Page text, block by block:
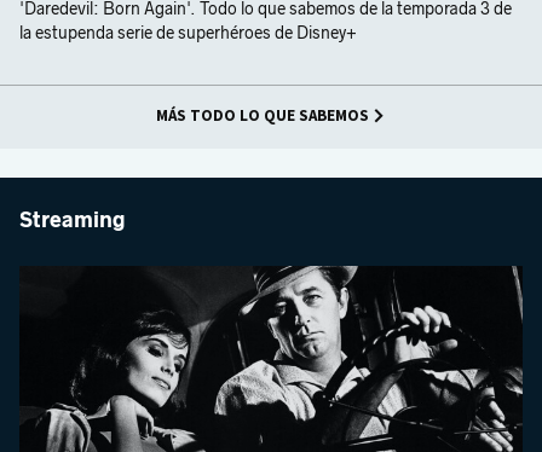
'Daredevil: Born Again'. Todo lo que sabemos de la temporada 3 de
la estupenda serie de superhéroes de Disney+
MÁS TODO LO QUE SABEMOS
Streaming